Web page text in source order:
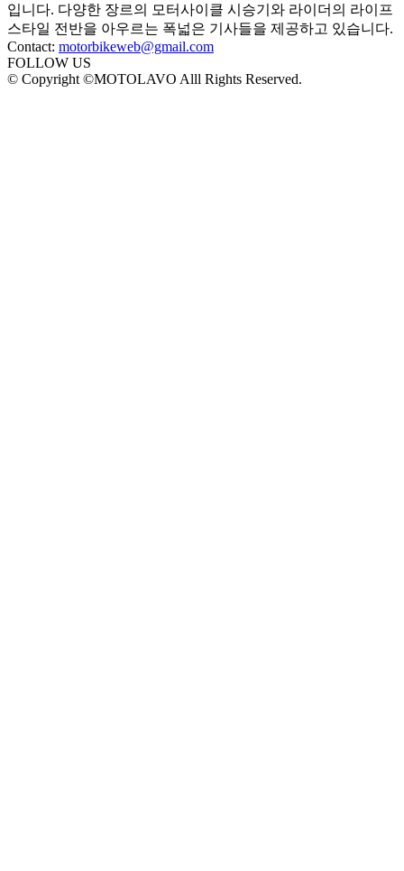
입니다. 다양한 장르의 모터사이클 시승기와 라이더의 라이프
스타일 전반을 아우르는 폭넓은 기사들을 제공하고 있습니다.
Contact: motorbikeweb@gmail.com
FOLLOW US
© Copyright ©MOTOLAVO Alll Rights Reserved.